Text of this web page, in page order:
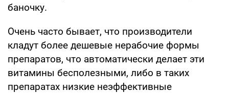
баночку.
Очень часто бывает, что производители
кладут более дешевые нерабочие формы
препаратов, что автоматически делает эти
витамины бесполезными, либо в таких
препаратах низкие неэффективные